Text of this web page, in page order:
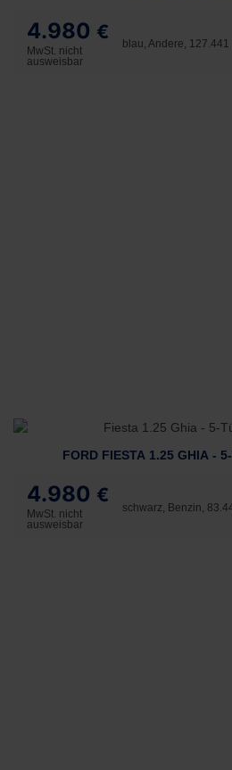
4.980 €
MwSt. nicht
ausweisbar
blau, Andere,
FORD FIESTA 1.25 GHIA -
4.980 €
MwSt. nicht
ausweisbar
schwarz, Benzin,